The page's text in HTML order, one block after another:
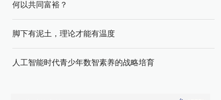
何以共同富裕？
脚下有泥土，理论才能有温度
人工智能时代青少年数智素养的战略培育